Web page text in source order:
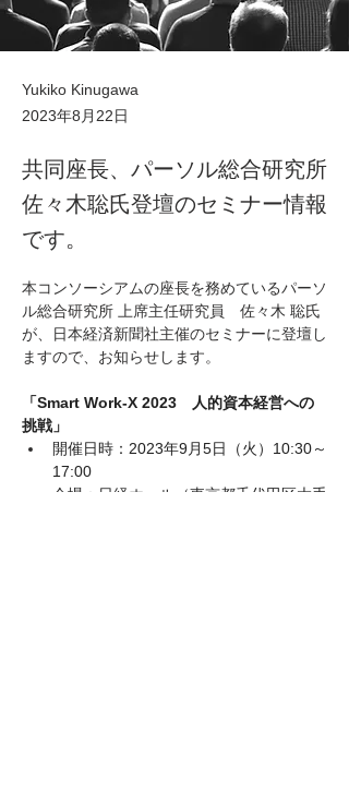
Yukiko Kinugawa
2023年8月22日
共同座長、パーソル総合研究所
佐々木聡氏登壇のセミナー情報
です。
本コンソーシアムの座長を務めているパーソ
ル総合研究所 上席主任研究員　佐々木 聡氏
が、日本経済新聞社主催のセミナーに登壇し
ますので、お知らせします。
「Smart Work-X 2023　人的資本経営への
挑戦」
開催日時：2023年9月5日（火）10:30～
17:00
会場：日経ホール（東京都千代田区大手